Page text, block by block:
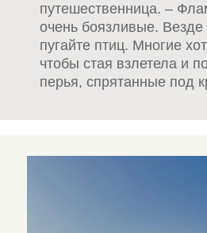
путешественница. –
очень боязливые. Везде
пугайте птиц. Многие
чтобы стая взлетела и
перья, спрятанные под